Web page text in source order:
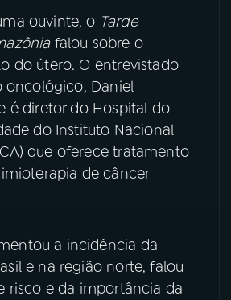
MÚSICA
NACIONAL
Facebook
ouvinte, o Tarde
falou sobre o
do útero. O entrevistado
oncológico, Daniel
é diretor do Hospital do
do Instituto Nacional
que oferece tratamento
de câncer
a incidência da
e na região norte, falou
risco e da importância da